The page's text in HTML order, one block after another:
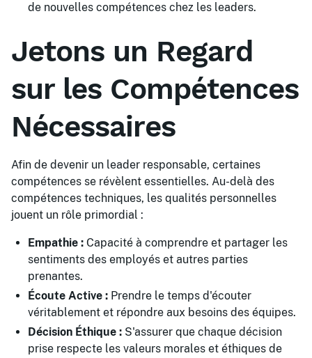
de nouvelles compétences chez les leaders.
Jetons un Regard
sur les Compétences
Nécessaires
Afin de devenir un leader responsable, certaines
compétences se révèlent essentielles. Au-delà des
compétences techniques, les qualités personnelles
jouent un rôle primordial :
Empathie : Capacité à comprendre et partager les
sentiments des employés et autres parties
prenantes.
Écoute Active : Prendre le temps d'écouter
véritablement et répondre aux besoins des équipes.
Décision Éthique : S'assurer que chaque décision
prise respecte les valeurs morales et éthiques de